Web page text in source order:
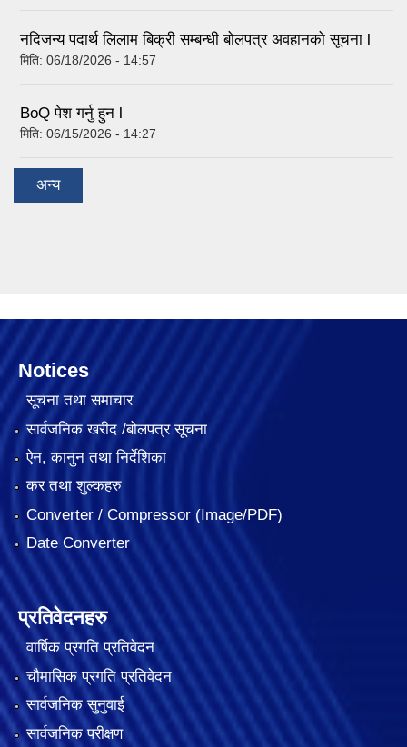
नदिजन्य पदार्थ लिलाम बिक्री सम्बन्धी बोलपत्र अवहानको सूचना l
मिति: 06/18/2026 - 14:57
BoQ पेश गर्नु हुन l
मिति: 06/15/2026 - 14:27
अन्य
Notices
सूचना तथा समाचार
सार्वजनिक खरीद /बोलपत्र सूचना
ऐन, कानुन तथा निर्देशिका
कर तथा शुल्कहरु
Converter / Compressor (Image/PDF)
Date Converter
प्रतिवेदनहरु
वार्षिक प्रगति प्रतिवेदन
चौमासिक प्रगति प्रतिवेदन
सार्वजनिक सुनुवाई
सार्वजनिक परीक्षण